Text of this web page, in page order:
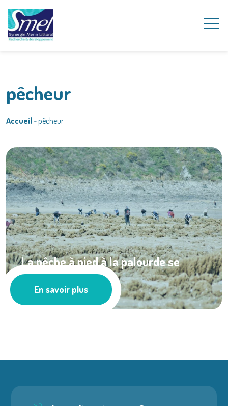
pêcheur
Accueil ~pêcheur
La pêche à pied à la palourde se
porte bien ...
Pêche
En savoir plus